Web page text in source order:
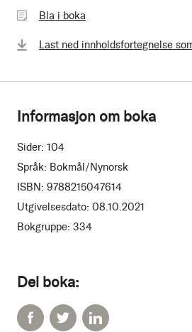
Del boka:
bokaBla i boka
Last ned innholdsfortegnelse
Informasjon om boka
Sider: 104
Språk: Bokmål/Nynorsk
ISBN: 9788215047614
Utgivelsesdato: 08.10.2021
Bokgruppe: 334